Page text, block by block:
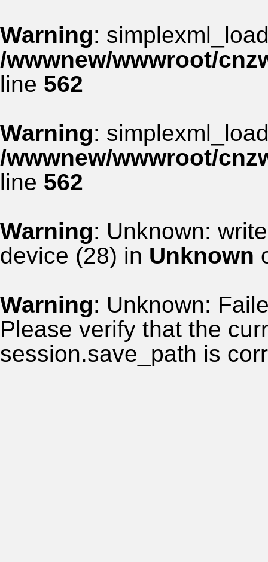
Warning:
/wwwnew/wwwroot/
line 562
Warning:
/wwwnew/wwwroot/
line 562
Warning: Unknown:
device (28) in Unknown
Warning: Unknown:
Please verify that the
session.save_path is